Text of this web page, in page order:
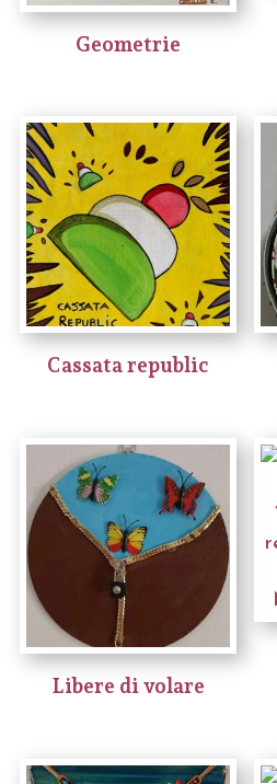
Geometrie
Cassata republic
Libere di volare